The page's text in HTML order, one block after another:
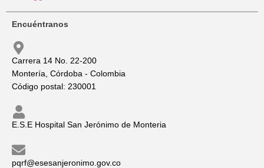
Encuéntranos
Carrera 14 No. 22-200
Montería, Córdoba - Colombia
Código postal: 230001
E.S.E Hospital San Jerónimo de Monteria
pqrf@esesanjeronimo.gov.co